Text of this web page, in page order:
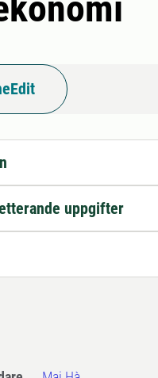
uppgifter